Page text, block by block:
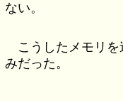
ない。
こうしたメモリ
みだった。